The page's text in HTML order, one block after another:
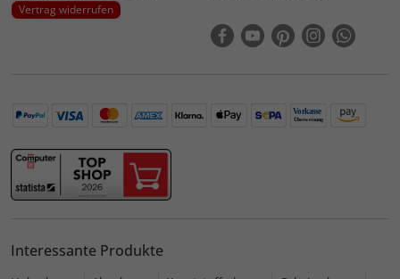
Vertrag widerrufen
Interessante Produkte